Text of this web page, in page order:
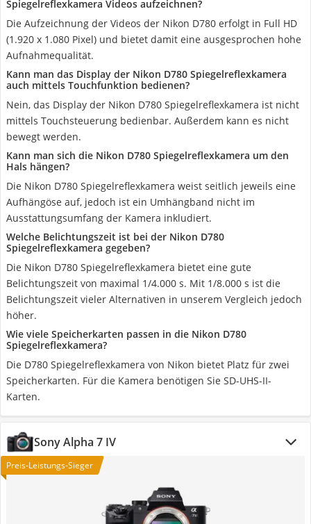
Spiegelreflexkamera Videos aufzeichnen?
Die Aufzeichnung der Videos der Nikon D780 erfolgt in Full HD
(1.920 x 1.080 Pixel) und bietet damit eine ausgesprochen hohe
Aufnahmequalität.
Kann man das Display der Nikon D780 Spiegelreflexkamera
auch mittels Touchfunktion bedienen?
Nein, das Display der Nikon D780 Spiegelreflexkamera ist nicht
mittels Touchsteuerung bedienbar. Außerdem kann es nicht
bewegt werden.
Kann man sich die Nikon D780 Spiegelreflexkamera um den
Hals hängen?
Die Nikon D780 Spiegelreflexkamera weist seitlich jeweils eine
Aufhängöse auf, jedoch ist ein Umhängband nicht im
Ausstattungsumfang der Kamera inkludiert.
Welche Belichtungszeit ist bei der Nikon D780
Spiegelreflexkamera gegeben?
Die Nikon D780 Spiegelreflexkamera bietet eine gute
Belichtungszeit von maximal 1/4.000 s. Mit 1/8.000 s ist die
Belichtungszeit vieler Alternativen in unserem Vergleich jedoch
höher.
Wie viele Speicherkarten passen in die Nikon D780
Spiegelreflexkamera?
Die D780 Spiegelreflexkamera von Nikon bietet Platz für zwei
Speicherkarten. Für die Kamera benötigen Sie SD-UHS-II-
Karten.
Sony Alpha 7 IV
Preis-Leistungs-Sieger